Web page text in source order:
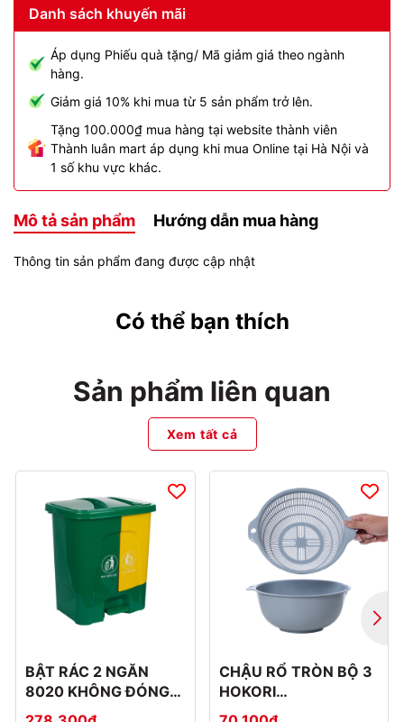
Danh sách khuyến mãi
Áp dụng Phiếu quà tặng/ Mã giảm giá theo ngành
hàng.
Giảm giá 10% khi mua từ 5 sản phẩm trở lên.
Tặng 100.000₫ mua hàng tại website thành viên
Thành luân mart áp dụng khi mua Online tại Hà Nội và
1 số khu vực khác.
Mô tả sản phẩm Hướng dẫn mua hàng
Thông tin sản phẩm đang được cập nhật
Có thể bạn thích
Sản phẩm liên quan
Xem tất cả
BẬT RÁC 2 NGĂN
8020 KHÔNG ĐÓNG
THÙNG CATTON
CHẬU RỔ TRÒN BỘ 3
HOKORI
2375+2376+2377